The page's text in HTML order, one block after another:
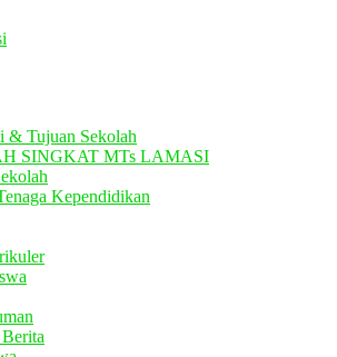
& Tujuan Sekolah
SINGKAT MTs LAMASI
Kependidikan